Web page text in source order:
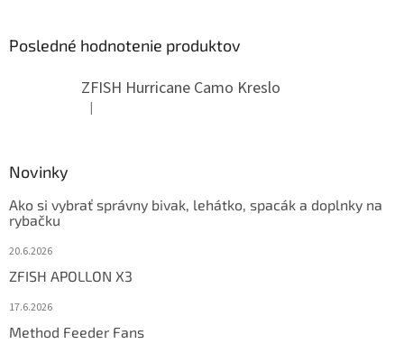
Posledné hodnotenie produktov
ZFISH Hurricane Camo Kreslo
Hodnotenie produktu je 5 z 5 hviezdičiek.
|
Novinky
Ako si vybrať správny bivak, lehátko, spacák a doplnky na
rybačku
20.6.2026
ZFISH APOLLON X3
17.6.2026
Method Feeder Fans